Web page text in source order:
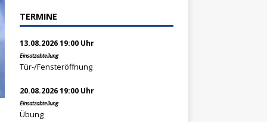
TERMINE
13.08.2026 19:00 Uhr
Einsatzabteilung
Tür-/Fensteröffnung
20.08.2026 19:00 Uhr
Einsatzabteilung
Übung